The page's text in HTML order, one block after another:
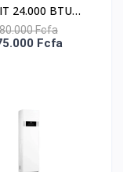
24.000 BTU
/ R-410 / 220-
/ FACADE
Fcfa
Fcfa